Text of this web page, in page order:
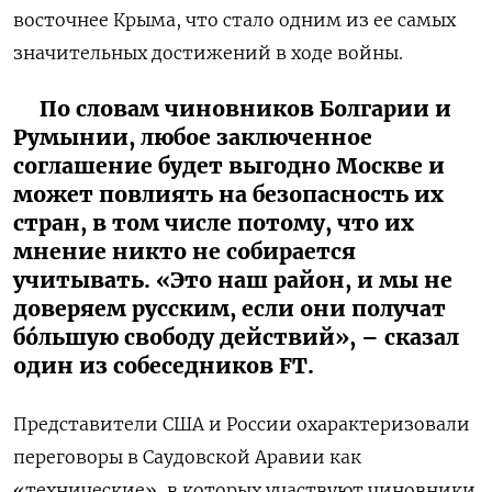
восточнее Крыма, что стало одним из ее самых
значительных достижений в ходе войны.
По словам чиновников Болгарии и
Румынии, любое заключенное
соглашение будет выгодно Москве и
может повлиять на безопасность их
стран, в том числе потому, что их
мнение никто не собирается
учитывать. «Это наш район, и мы не
доверяем русским, если они получат
бóльшую свободу действий», – сказал
один из собеседников FT.
Представители США и России охарактеризовали
переговоры в Саудовской Аравии как